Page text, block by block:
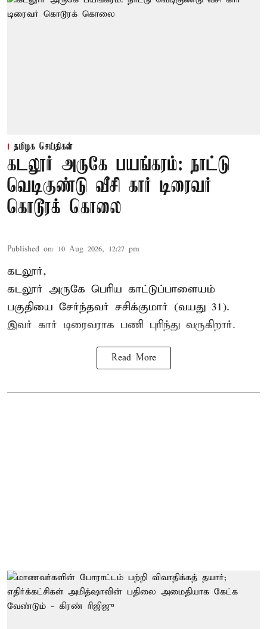
தமிழக செய்திகள்
கடலூர் அருகே பயங்கரம்: நாட்டு
வெடிகுண்டு வீசி கார் டிரைவர்
கொடூரக் கொலை
Published on: 10 Aug 2026, 12:27 pm
கடலூர்,
கடலூர் அருகே பெரிய காட்டுப்பாளையம்
பகுதியை சேர்ந்தவர் சசிக்குமார் (வயது 31).
இவர் கார் டிரைவராக பணி புரிந்து வருகிறார்.
Read More